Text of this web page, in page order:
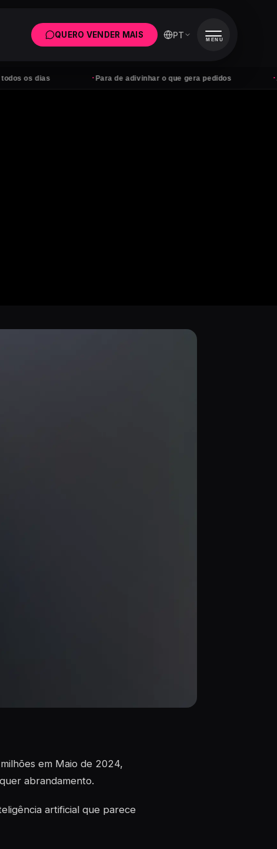
dias Para de adivinhar o que gera pedidos
QUERO VENDER MAIS PT MENU
em Maio de 2024,
abrandamento.
artificial que parece